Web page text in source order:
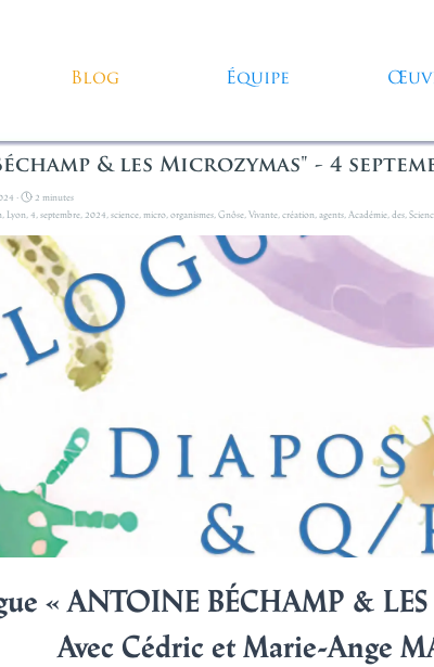
Blog ▼
Équipe ▼
& les Microzymas" - 4
·
2 minutes
Lyon 4 septembre 2024 science micro organismes Gnôse Vivante création agents Académie des
« ANTOINE BÉCHAMP &
Avec Cédric et Marie-Ange